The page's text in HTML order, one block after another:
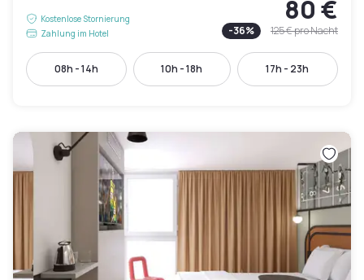
Kostenlose Stornierung
Zahlung im Hotel
80 €
-36% 125 €pro Nacht
08h - 14h 10h - 18h 17h - 23h